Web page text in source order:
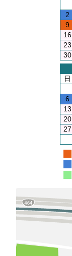
2
9
16
23
30
日
6
13
20
27